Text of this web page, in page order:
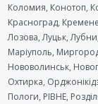
Коломия, Конотоп,
Красноград,
Лозова, Луцьк,
Маріуполь,
Нововолинськ,
Охтирка,
Пологи, РІВНЕ,